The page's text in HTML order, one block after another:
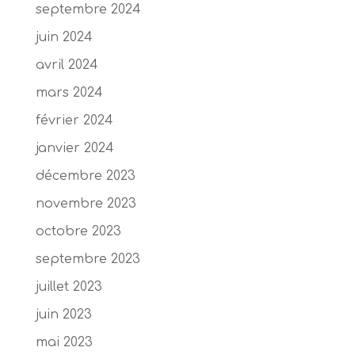
septembre 2024
juin 2024
avril 2024
mars 2024
février 2024
janvier 2024
décembre 2023
novembre 2023
octobre 2023
septembre 2023
juillet 2023
juin 2023
mai 2023